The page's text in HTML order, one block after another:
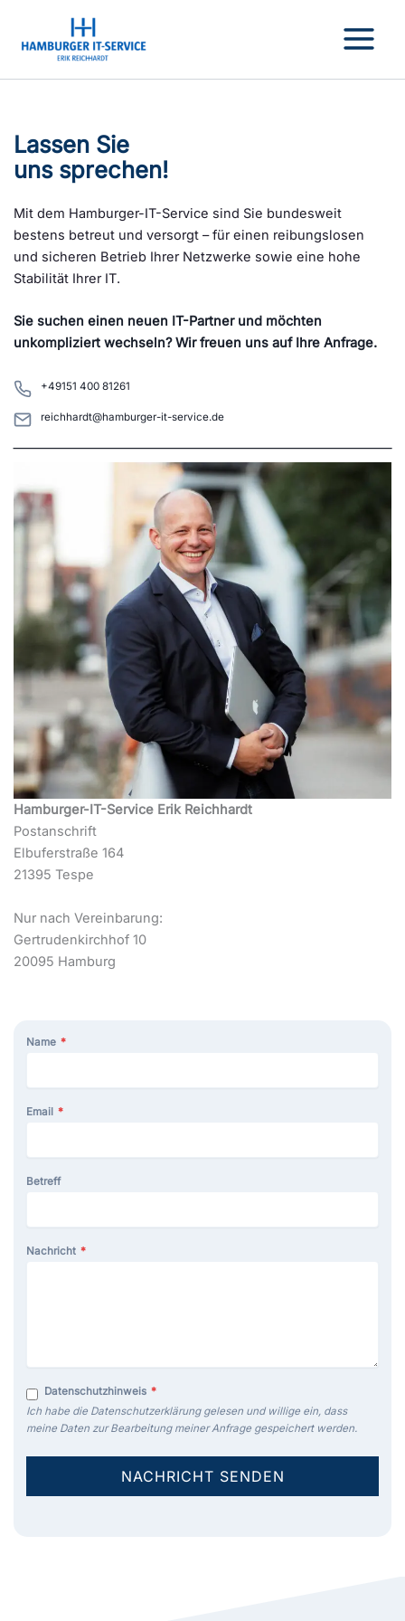
springen
Lassen Sie
uns sprechen!
Mit dem Hamburger-IT-Service sind Sie bundesweit
bestens betreut und versorgt – für einen reibungslosen
und sicheren Betrieb Ihrer Netzwerke sowie eine hohe
Stabilität Ihrer IT.
Sie suchen einen neuen IT-Partner und möchten
unkompliziert wechseln? Wir freuen uns auf Ihre Anfrage.
+49151 400 81261
reichhardt@hamburger-it-service.de
Hamburger-IT-Service Erik Reichhardt
Postanschrift
Elbuferstraße 164
21395 Tespe
Nur nach Vereinbarung:
Gertrudenkirchhof 10
20095 Hamburg
Name *
Email *
Betreff
Nachricht *
Datenschutzhinweis *
Ich habe die Datenschutzerklärung gelesen und willige ein, dass
meine Daten zur Bearbeitung meiner Anfrage gespeichert werden.
NACHRICHT SENDEN